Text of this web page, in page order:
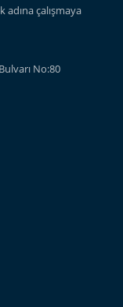
çalışmaya
No:80